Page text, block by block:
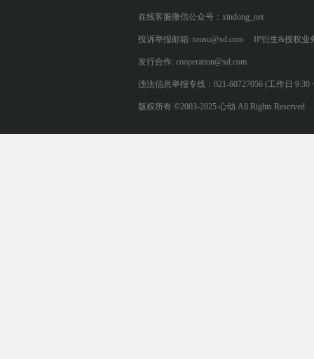
在线客服微信公众号：xindong_net
投诉举报邮箱: tousu@xd.com IP衍生&授权业
发行合作: cooperation@xd.com
违法信息举报专线：021-60727056 (工作日 9:30
版权所有 ©2003-2025 心动 All Rights Reserved